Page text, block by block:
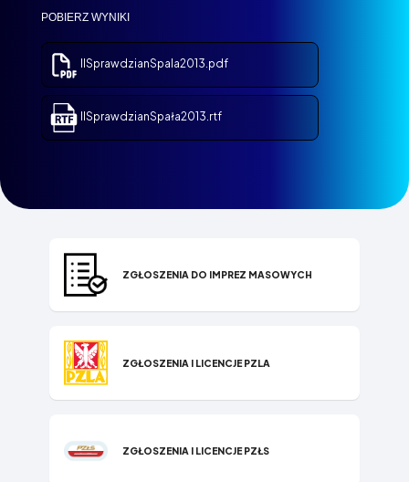
POBIERZ WYNIKI
IISprawdzianSpala2013.pdf
IISprawdzianSpała2013.rtf
ZGŁOSZENIA DO IMPREZ MASOWYCH
ZGŁOSZENIA I LICENCJE PZLA
ZGŁOSZENIA I LICENCJE PZŁS